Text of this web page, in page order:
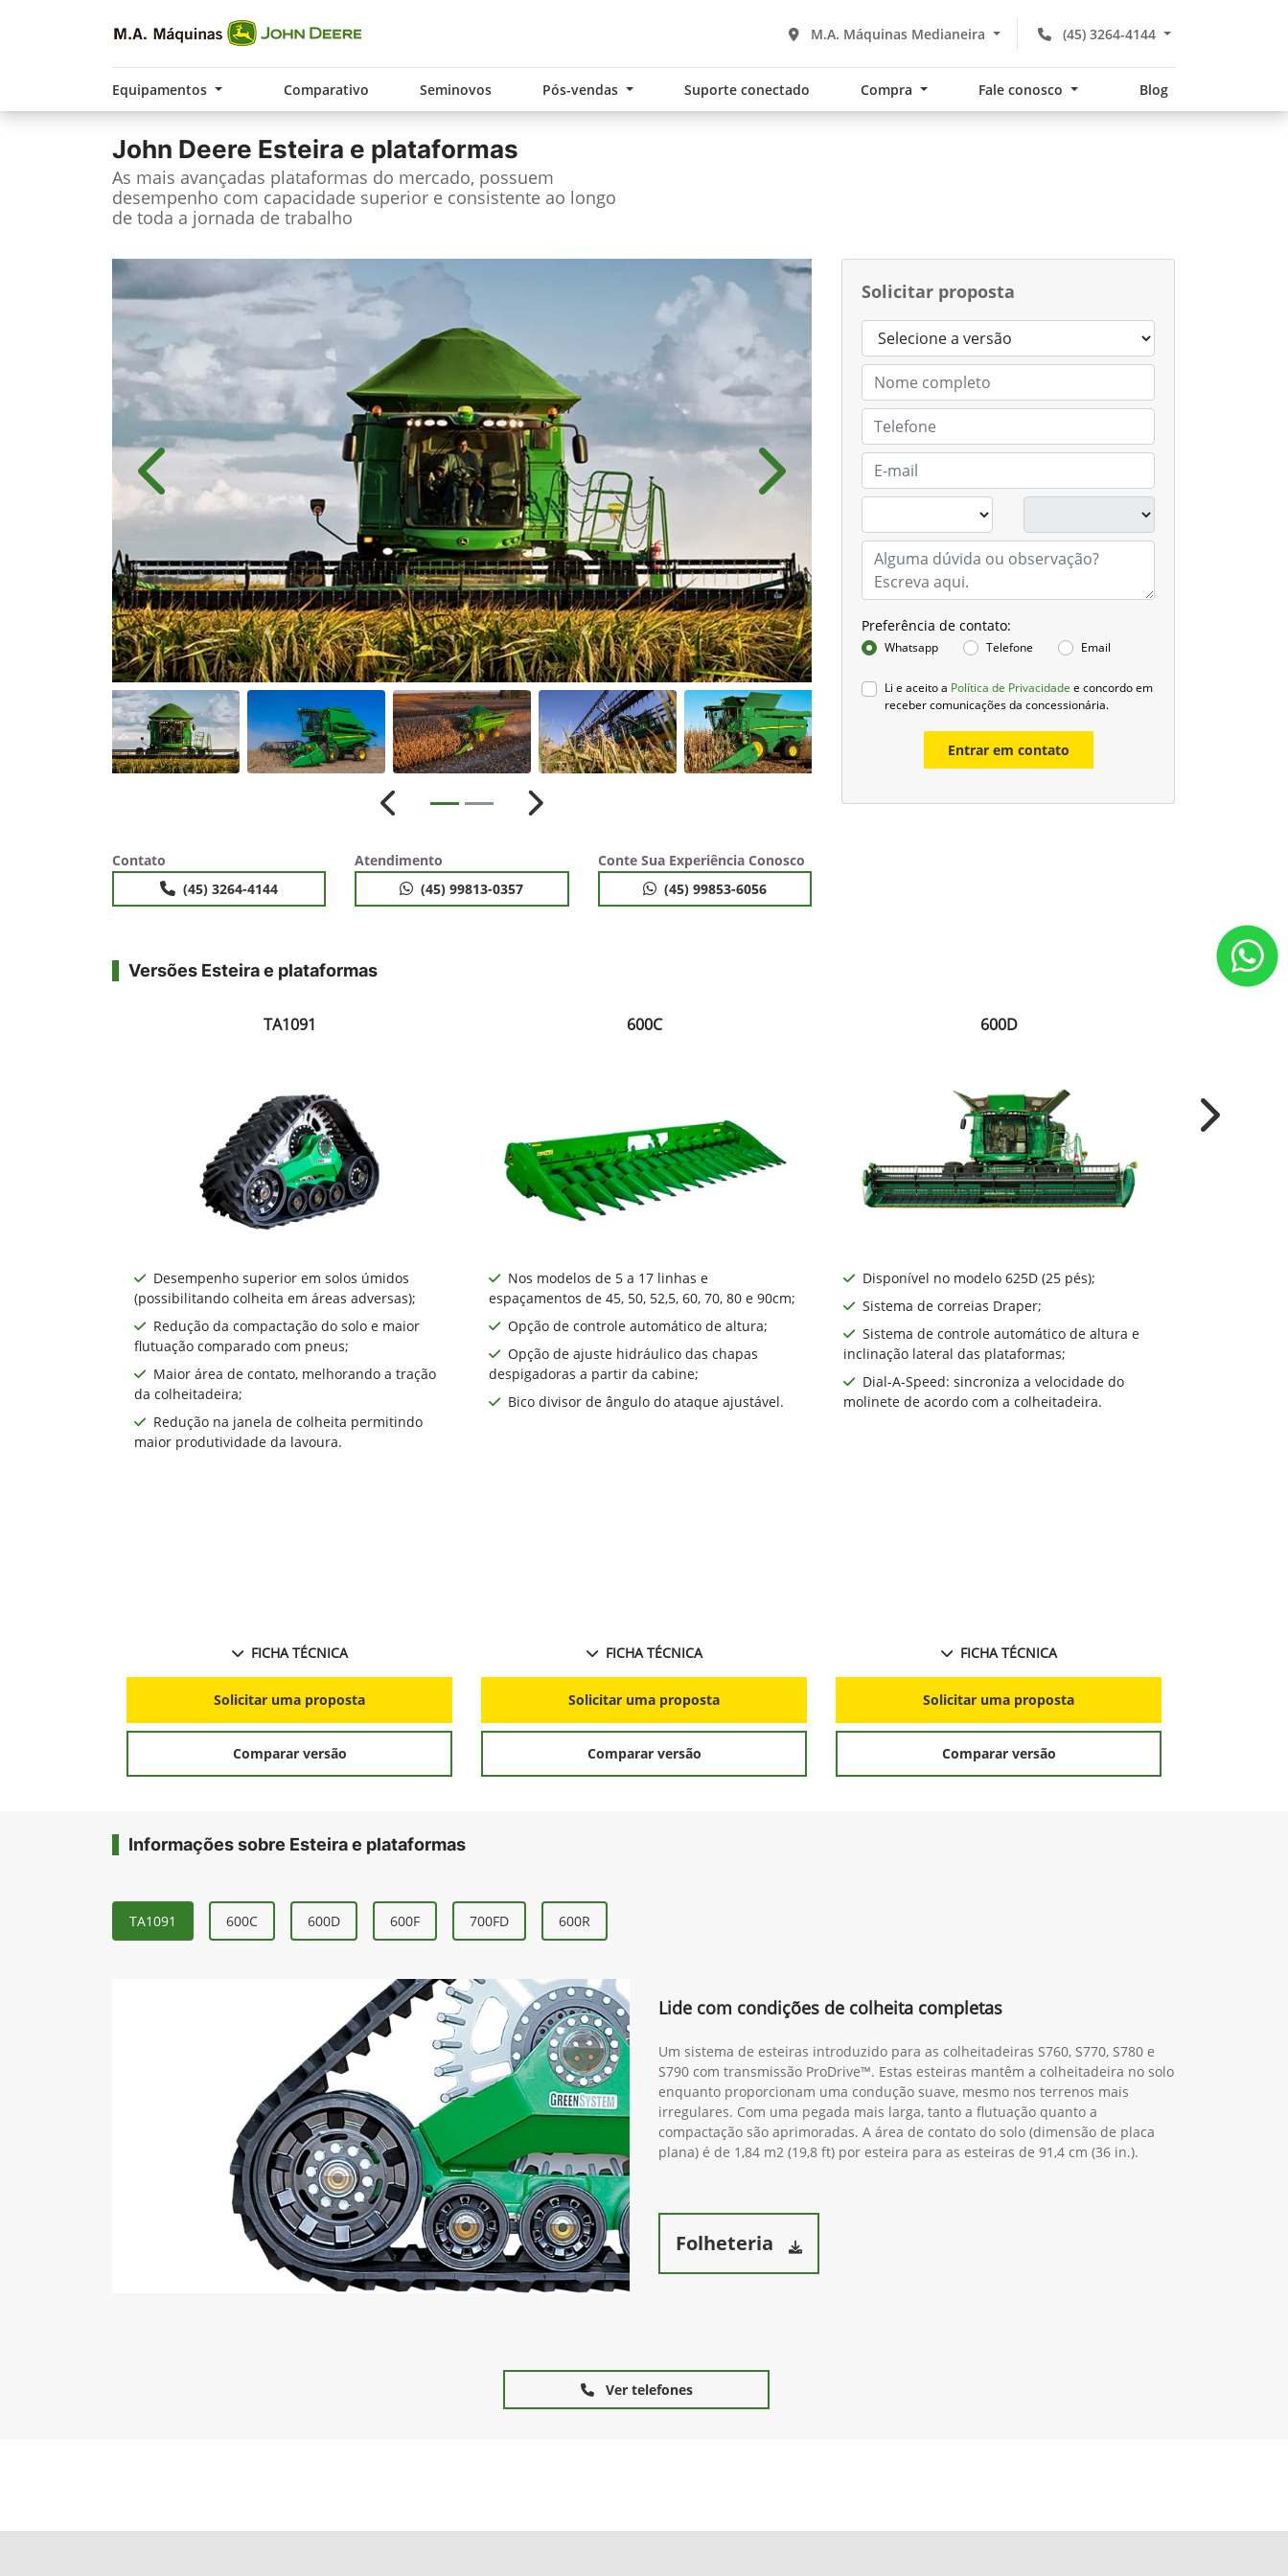
(45) 3264-4144
M.A. Máquinas Medianeira
Equipamentos Comparativo Seminovos Pós-vendas Suporte conectado Compra Fale conosco Blog
John Deere Esteira e plataformas
As mais avançadas plataformas do mercado, possuem
desempenho com capacidade superior e consistente ao longo
de toda a jornada de trabalho
Solicitar proposta
Preferência de contato:
Whatsapp Telefone Email
Li e aceito a Política de Privacidade e concordo em
receber comunicações da concessionária.
Entrar em contato
Anterior Próximo
Anterior Próximo
Contato
(45) 3264-4144
Atendimento
(45) 99813-0357
Conte Sua Experiência Conosco
(45) 99853-6056
Versões Esteira e plataformas
TA1091
Desempenho superior em solos úmidos
(possibilitando colheita em áreas adversas);
Redução da compactação do solo e maior
flutuação comparado com pneus;
Maior área de contato, melhorando a tração
da colheitadeira;
Redução na janela de colheita permitindo
maior produtividade da lavoura.
FICHA TÉCNICA
Solicitar uma proposta
Comparar versão
600C
Nos modelos de 5 a 17 linhas e
espaçamentos de 45, 50, 52,5, 60, 70, 80 e 90cm;
Opção de controle automático de altura;
Opção de ajuste hidráulico das chapas
despigadoras a partir da cabine;
Bico divisor de ângulo do ataque ajustável.
FICHA TÉCNICA
Solicitar uma proposta
Comparar versão
600D
Disponível no modelo 625D (25 pés);
Sistema de correias Draper;
Sistema de controle automático de altura e
inclinação lateral das plataformas;
Dial-A-Speed: sincroniza a velocidade do
molinete de acordo com a colheitadeira.
FICHA TÉCNICA
Solicitar uma proposta
Comparar versão
Next
Informações sobre Esteira e plataformas
TA1091 600C 600D 600F 700FD 600R
Lide com condições de colheita completas
Um sistema de esteiras introduzido para as colheitadeiras S760, S770, S780 e
S790 com transmissão ProDrive™. Estas esteiras mantêm a colheitadeira no solo
enquanto proporcionam uma condução suave, mesmo nos terrenos mais
irregulares. Com uma pegada mais larga, tanto a flutuação quanto a
compactação são aprimoradas. A área de contato do solo (dimensão de placa
plana) é de 1,84 m2 (19,8 ft) por esteira para as esteiras de 91,4 cm (36 in.).
Folheteria
Ver telefones